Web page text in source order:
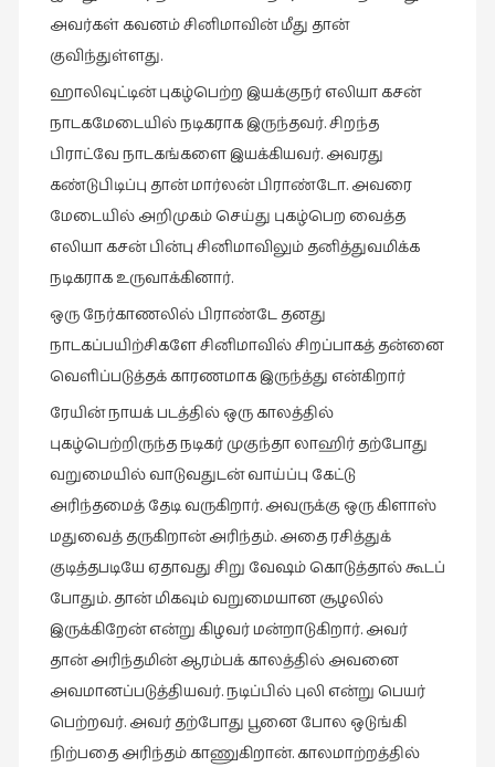
நேர்காணல்
பயணங்கள்
பரிந்துரை
புகைப்படக்கலை
புத்தக
கண்காட்சி2019
விமர்சனம்
தினங்கள்
புனைவுக்குறிப்புகள்
பெயரற்ற
அவர்கள் கவனம் சினிமாவின் மீது தான்
குவிந்துள்ளது.
ஹாலிவுட்டின் புகழ்பெற்ற இயக்குநர் எலியா கசன்
நாடகமேடையில் நடிகராக இருந்தவர். சிறந்த
பிராட்வே நாடகங்களை இயக்கியவர். அவரது
கண்டுபிடிப்பு தான் மார்லன் பிராண்டோ. அவரை
மேடையில் அறிமுகம் செய்து புகழ்பெற வைத்த
எலியா கசன் பின்பு சினிமாவிலும் தனித்துவமிக்க
நடிகராக உருவாக்கினார்.
ஒரு நேர்காணலில் பிராண்டே தனது
நாடகப்பயிற்சிகளே சினிமாவில் சிறப்பாகத் தன்னை
வெளிப்படுத்தக் காரணமாக இருந்த்து என்கிறார்
ரேயின் நாயக் படத்தில் ஒரு காலத்தில்
புகழ்பெற்றிருந்த நடிகர் முகுந்தா லாஹிர் தற்போது
வறுமையில் வாடுவதுடன் வாய்ப்பு கேட்டு
அரிந்தமைத் தேடி வருகிறார். அவருக்கு ஒரு கிளாஸ்
மதுவைத் தருகிறான் அரிந்தம். அதை ரசித்துக்
குடித்தபடியே ஏதாவது சிறு வேஷம் கொடுத்தால் கூடப்
போதும். தான் மிகவும் வறுமையான சூழலில்
இருக்கிறேன் என்று கிழவர் மன்றாடுகிறார். அவர்
தான் அரிந்தமின் ஆரம்பக் காலத்தில் அவனை
அவமானப்படுத்தியவர். நடிப்பில் புலி என்று பெயர்
பெற்றவர். அவர் தற்போது பூனை போல ஒடுங்கி
நிற்பதை அரிந்தம் காணுகிறான். காலமாற்றத்தில்